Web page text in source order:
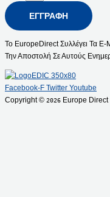
ΕΓΓΡΑΦΉ
Το EuropeDirect Συλλέγει Τα
Την Αποστολή Σε Αυτούς
Facebook-F Twitter Youtube
Copyright © 2026 Europe